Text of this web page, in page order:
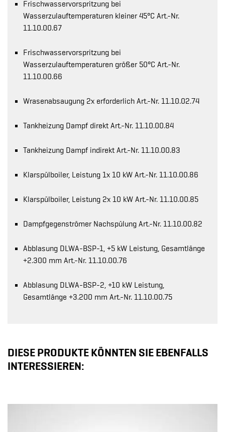
Frischwasservorspritzung bei
Wasserzulauftemperaturen kleiner 45°C Art.-Nr.
11.10.00.67
Frischwasservorspritzung bei
Wasserzulauftemperaturen größer 50°C Art.-Nr.
11.10.00.66
Wrasenabsaugung 2x erforderlich Art.-Nr. 11.10.02.74
Tankheizung Dampf direkt Art.-Nr. 11.10.00.84
Tankheizung Dampf indirekt Art.-Nr. 11.10.00.83
Klarspülboiler, Leistung 1x 10 kW Art.-Nr. 11.10.00.86
Klarspülboiler, Leistung 2x 10 kW Art.-Nr. 11.10.00.85
Dampfgegenströmer Nachspülung Art.-Nr. 11.10.00.82
Abblasung DLWA-BSP-1, +5 kW Leistung, Gesamtlänge
+2.300 mm Art.-Nr. 11.10.00.76
Abblasung DLWA-BSP-2, +10 kW Leistung,
Gesamtlänge +3.200 mm Art.-Nr. 11.10.00.75
DIESE PRODUKTE KÖNNTEN SIE EBENFALLS
INTERESSIEREN: